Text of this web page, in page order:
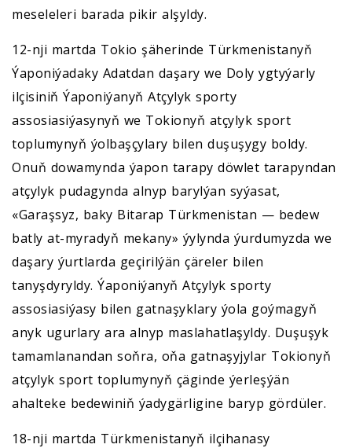
meseleleri barada pikir alşyldy.
12-nji martda Tokio şäherinde Türkmenistanyň
Ýaponiýadaky Adatdan daşary we Doly ygtyýarly
ilçisiniň Ýaponiýanyň Atçylyk sporty
assosiasiýasynyň we Tokionyň atçylyk sport
toplumynyň ýolbaşçylary bilen duşuşygy boldy.
Onuň dowamynda ýapon tarapy döwlet tarapyndan
atçylyk pudagynda alnyp barylýan syýasat,
«Garaşsyz, baky Bitarap Türkmenistan — bedew
batly at-myradyň mekany» ýylynda ýurdumyzda we
daşary ýurtlarda geçirilýän çäreler bilen
tanyşdyryldy. Ýaponiýanyň Atçylyk sporty
assosiasiýasy bilen gatnaşyklary ýola goýmagyň
anyk ugurlary ara alnyp maslahatlaşyldy. Duşuşyk
tamamlanandan soňra, oňa gatnaşyjylar Tokionyň
atçylyk sport toplumynyň çäginde ýerleşýän
ahalteke bedewiniň ýadygärligine baryp gördüler.
18-nji martda Türkmenistanyň ilçihanasy